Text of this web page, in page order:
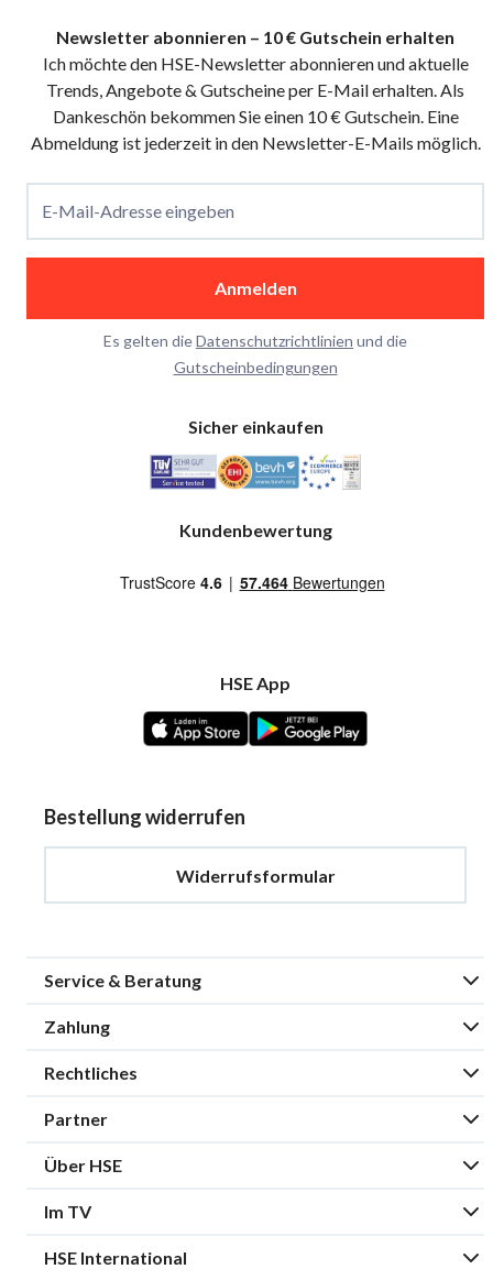
Newsletter abonnieren – 10 € Gutschein erhalten
Ich möchte den HSE-Newsletter abonnieren und aktuelle
Trends, Angebote & Gutscheine per E-Mail erhalten. Als
Dankeschön bekommen Sie einen 10 € Gutschein. Eine
Abmeldung ist jederzeit in den Newsletter-E-Mails möglich.
E-Mail-Adresse eingeben
Anmelden
Es gelten dieDatenschutzrichtlinien und die
Gutscheinbedingungen
Sicher einkaufen
Kundenbewertung
HSE App
Bestellung widerrufen
Widerrufsformular
Service & Beratung
Zahlung
Rechtliches
Partner
Über HSE
Im TV
HSE International